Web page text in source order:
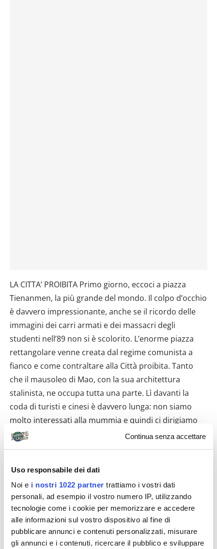
Continua senza accettare
Uso responsabile dei dati
Noi e i nostri 1022 partner trattiamo i vostri dati
personali, ad esempio il vostro numero IP, utilizzando
tecnologie come i cookie per memorizzare e accedere
alle informazioni sul vostro dispositivo al fine di
pubblicare annunci e contenuti personalizzati, misurare
gli annunci e i contenuti, ricercare il pubblico e sviluppare
LA CITTA’ PROIBITA Primo giorno, eccoci a piazza
Tienanmen, la più grande del mondo. Il colpo d’occhio
è davvero impressionante, anche se il ricordo delle
immagini dei carri armati e dei massacri degli
studenti nell’89 non si è scolorito. L’enorme piazza
rettangolare venne creata dal regime comunista a
fianco e come contraltare alla Città proibita. Tanto
che il mausoleo di Mao, con la sua architettura
stalinista, ne occupa tutta una parte. Lì davanti la
coda di turisti e cinesi è davvero lunga: non siamo
molto interessati alla mummia e quindi ci dirigiamo
all’ingresso della Città dalle 9999 stanze (in realtà
qualche centinaio in meno, dicono gli esperti). Si
grande nell’attraversare le spesse e rosse mura.
Entriamo nel regno degli imperatori della Cina, carico
di quasi sei secoli di storia. UATTOO’ di felicità…
A pianta quadrata, la Città Proibita è il centro ideale di
Pechino: la capitale si sviluppa man mano intorno agli